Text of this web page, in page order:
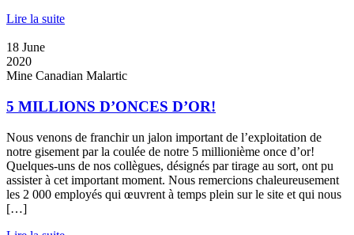
Lire la suite
18 June
2020
Mine Canadian Malartic
5 MILLIONS D’ONCES D’OR!
Nous venons de franchir un jalon important de l’exploitation de
notre gisement par la coulée de notre 5 millionième once d’or!
Quelques-uns de nos collègues, désignés par tirage au sort, ont pu
assister à cet important moment. Nous remercions chaleureusement
les 2 000 employés qui œuvrent à temps plein sur le site et qui nous
[…]